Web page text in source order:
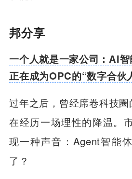
邦分享
一个人就是一家公司：AI
正在成为OPC的“数字合伙
过年之后，曾经席卷科技圈
在经历一场理性的降温。
现一种声音：Agent智能
了？